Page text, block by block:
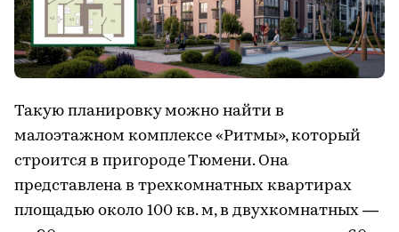
Такую планировку можно найти в
малоэтажном комплексе «Ритмы», который
строится в пригороде Тюмени. Она
представлена в трехкомнатных квартирах
площадью около 100 кв. м, в двухкомнатных —